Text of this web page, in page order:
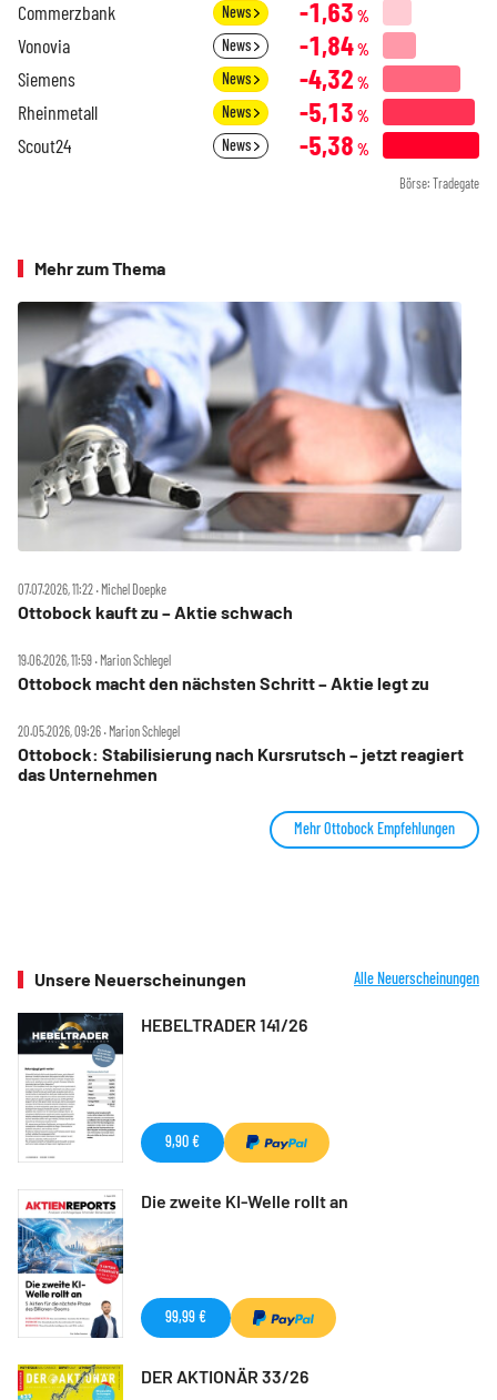
Commerzbank News -1,63 %
Vonovia News -1,84%
Siemens News -4,32 %
Rheinmetall News -5,13 %
Scout24 News -5,38 %
Börse: Tradegate
Mehr zum Thema
07.07.2026, 11:22 ‧ Michel Doepke
Ottobock kauft zu – Aktie schwach
19.06.2026, 11:59 ‧ Marion Schlegel
Ottobock macht den nächsten Schritt – Aktie legt zu
20.05.2026, 09:26 ‧ Marion Schlegel
Ottobock: Stabilisierung nach Kursrutsch – jetzt reagiert
das Unternehmen
Mehr Ottobock Empfehlungen
Unsere Neuerscheinungen Alle Neuerscheinungen
HEBELTRADER 141/26
9,90 €
Die zweite KI-Welle rollt an
99,99 €
DER AKTIONÄR 33/26